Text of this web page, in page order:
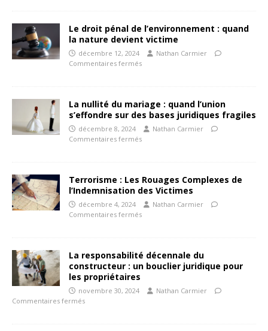
Le droit pénal de l’environnement : quand
la nature devient victime
décembre 12, 2024
Nathan Carmier
Commentaires fermés
La nullité du mariage : quand l’union
s’effondre sur des bases juridiques fragiles
décembre 8, 2024
Nathan Carmier
Commentaires fermés
Terrorisme : Les Rouages Complexes de
l’Indemnisation des Victimes
décembre 4, 2024
Nathan Carmier
Commentaires fermés
La responsabilité décennale du
constructeur : un bouclier juridique pour
les propriétaires
novembre 30, 2024
Nathan Carmier
Commentaires fermés